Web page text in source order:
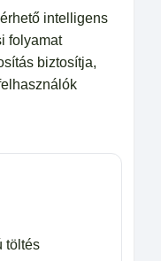
intelligens
folyamat
biztosítja,
töltés